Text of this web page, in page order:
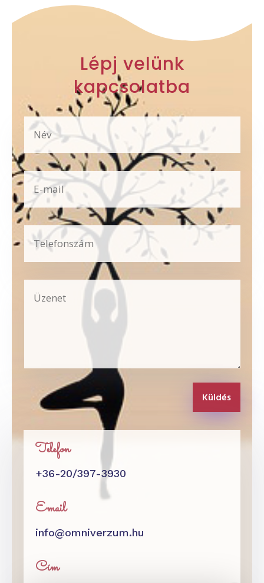
Lépj velünk
kapcsolatba
Küldés
Telefon
+36-20/397-3930
Email
info@omniverzum.hu
Cím